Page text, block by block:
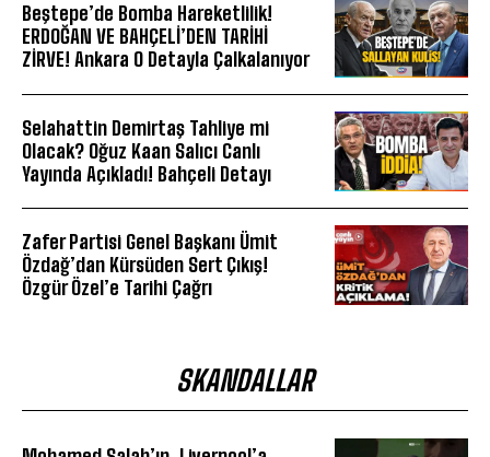
Beştepe’de Bomba Hareketlilik!
ERDOĞAN VE BAHÇELİ’DEN TARİHİ
ZİRVE! Ankara O Detayla Çalkalanıyor
Selahattin Demirtaş Tahliye mi
Olacak? Oğuz Kaan Salıcı Canlı
Yayında Açıkladı! Bahçeli Detayı
Zafer Partisi Genel Başkanı Ümit
Özdağ’dan Kürsüden Sert Çıkış!
Özgür Özel’e Tarihi Çağrı
SKANDALLAR